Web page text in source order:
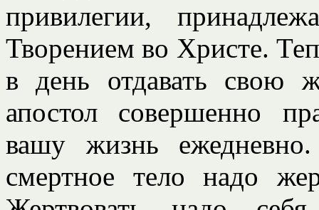
привилегии,
Творением во Христе.
в день отдавать свою
апостол совершенно
вашу жизнь
смертное тело надо